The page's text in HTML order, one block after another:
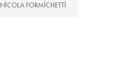
NICOLA FORMICHETTI